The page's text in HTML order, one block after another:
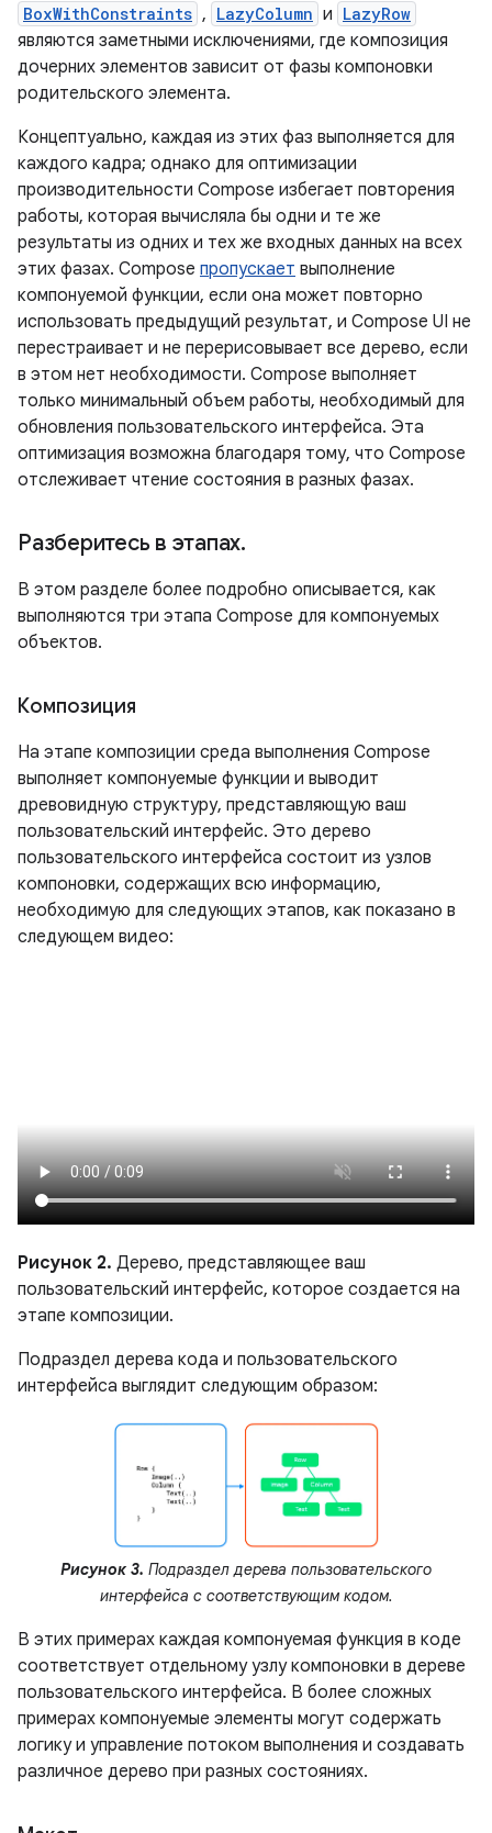
BoxWithConstraints , LazyColumn и LazyRow
являются заметными исключениями, где композиция
дочерних элементов зависит от фазы компоновки
родительского элемента.
Концептуально, каждая из этих фаз выполняется для
каждого кадра; однако для оптимизации
производительности Compose избегает повторения
работы, которая вычисляла бы одни и те же
результаты из одних и тех же входных данных на всех
этих фазах. Compose пропускает выполнение
компонуемой функции, если она может повторно
использовать предыдущий результат, и Compose UI не
перестраивает и не перерисовывает все дерево, если
в этом нет необходимости. Compose выполняет
только минимальный объем работы, необходимый для
обновления пользовательского интерфейса. Эта
оптимизация возможна благодаря тому, что Compose
отслеживает чтение состояния в разных фазах.
Разберитесь в этапах.
В этом разделе более подробно описывается, как
выполняются три этапа Compose для компонуемых
объектов.
Композиция
На этапе композиции среда выполнения Compose
выполняет компонуемые функции и выводит
древовидную структуру, представляющую ваш
пользовательский интерфейс. Это дерево
пользовательского интерфейса состоит из узлов
компоновки, содержащих всю информацию,
необходимую для следующих этапов, как показано в
следующем видео:
Рисунок 2. Дерево, представляющее ваш
пользовательский интерфейс, которое создается на
этапе композиции.
Подраздел дерева кода и пользовательского
интерфейса выглядит следующим образом:
Рисунок 3. Подраздел дерева пользовательского
интерфейса с соответствующим кодом.
В этих примерах каждая компонуемая функция в коде
соответствует отдельному узлу компоновки в дереве
пользовательского интерфейса. В более сложных
примерах компонуемые элементы могут содержать
логику и управление потоком выполнения и создавать
различное дерево при разных состояниях.